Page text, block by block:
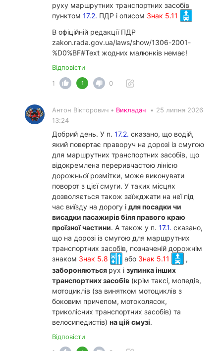
руху маршрутних транспортних засобів
пунктом 17.2. ПДР і описом Знак 5.11
В офіційній редакції ПДР
zakon.rada.gov.ua/laws/show/1306-2001-
%D0%BF#Text жодних малюнків немає!
Відповісти
1
1 0
Антон Вікторович • Викладач • 25 липня 2026
13:24
Добрий день. У п. 17.2. сказано, що водій,
який повертає праворуч на дорозі із смугою
для маршрутних транспортних засобів, що
відокремлена переривчастою лінією
дорожньої розмітки, може виконувати
поворот з цієї смуги. У таких місцях
дозволяється також заїжджати на неї під
час виїзду на дорогу і для посадки чи
висадки пасажирів біля правого краю
проїзної частини. А також у п. 17.1. сказано,
що на дорозі із смугою для маршрутних
транспортних засобів, позначеній дорожнім
знаком Знак 5.8 або Знак 5.11
,
забороняються рух і зупинка інших
транспортних засобів (крім таксі, мопедів,
мотоциклів (за винятком мотоциклів з
боковим причепом, мотоколясок,
триколісних транспортних засобів) та
велосипедистів) на цій смузі.
Відповісти